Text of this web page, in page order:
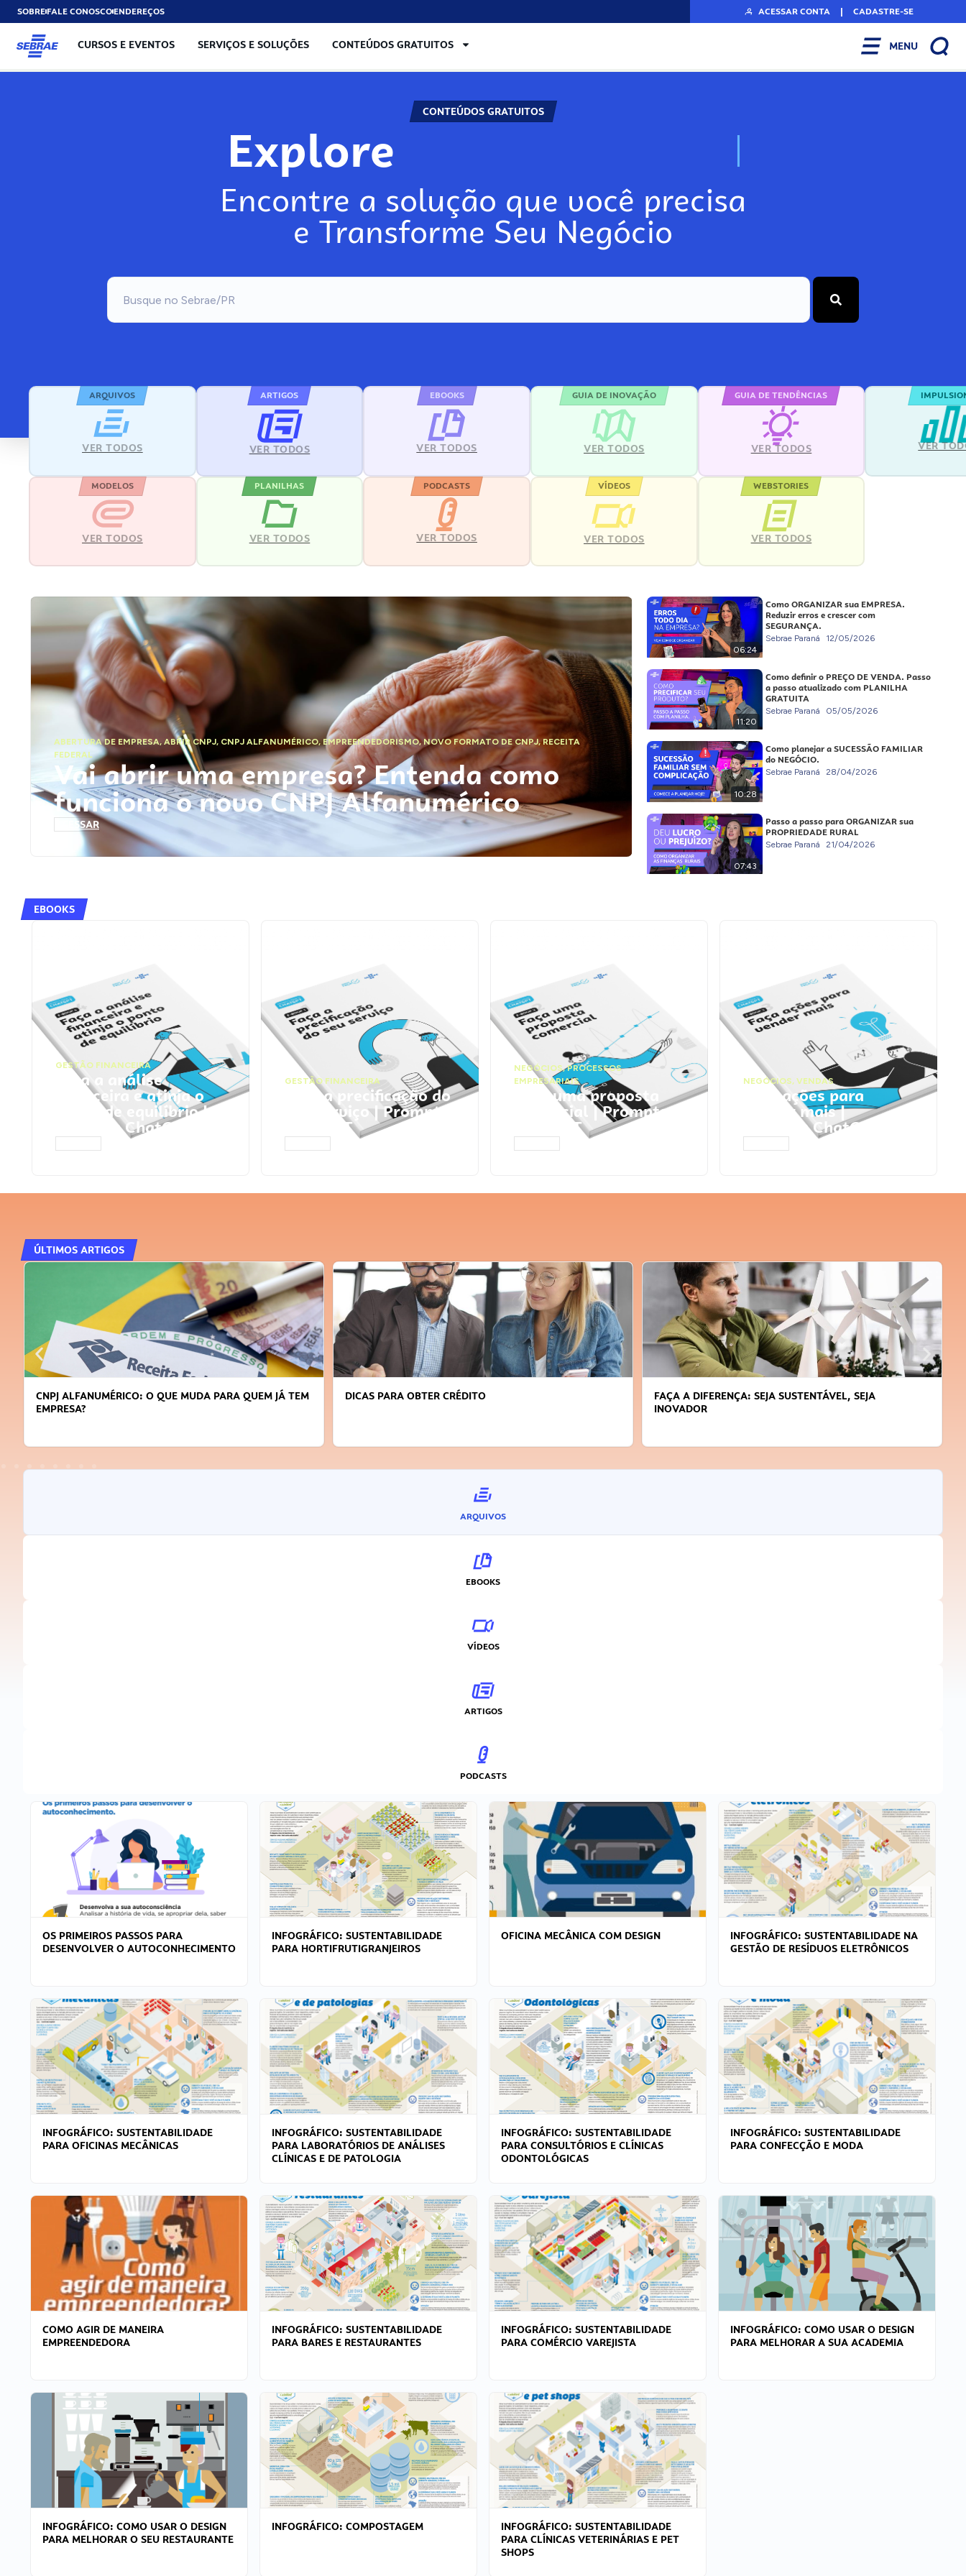
SOBREFALE CONOSCOENDEREÇOS ACESSAR CONTA | CADASTRE-SE
CURSOS E EVENTOS SERVIÇOS E SOLUÇÕES CONTEÚDOS GRATUITOS MENU
CONTEÚDOS GRATUITOS
Explore N
Encontre a solução que você precisa
e Transforme Seu Negócio
ARQUIVOS
VER TODOS
ARTIGOS
VER TODOS
EBOOKS
VER TODOS
GUIA DE INOVAÇÃO
VER TODOS
GUIA DE TENDÊNCIAS
VER TODOS VER
MODELOS
VER TODOS
PLANILHAS
VER TODOS
PODCASTS
VER TODOS
VÍDEOS
VER TODOS
WEBSTORIES
VER TODOS
ABERTURA DE EMPRESA,ABRIR CNPJ, CNPJ ALFANUMÉRICO, EMPREENDEDORISMO,NOVO FORMATO DE CNPJ,RECEITA
FEDERAL
Vai abrir uma empresa? Entenda como
funciona o novo CNPJ Alfanumérico
ACESSAR
06:24
Como ORGANIZAR sua EMPRESA.
Reduzir erros e crescer com
SEGURANÇA.
Sebrae Paraná 12/05/2026
11:20
Como definir o PREÇO DE VENDA. Passo
a passo atualizado com PLANILHA
GRATUITA
Sebrae Paraná 05/05/2026
10:28
Como planejar a SUCESSÃO FAMILIAR
do NEGÓCIO.
Sebrae Paraná 28/04/2026
07:43
Passo a passo para ORGANIZAR sua
PROPRIEDADE RURAL
Sebrae Paraná 21/04/2026
EBOOKS
GESTÃO FINANCEIRA
Faça a análise
financeira e atinja o
ponto de equilíbrio |
Prompts ChatGPT
GESTÃO FINANCEIRA
Faça a precificação do
seu serviço | Prompts
ChatGPT
NEGÓCIOS,PROCESSOS
EMPRESARIAIS
Faça uma proposta
comercial | Prompts
ChatGPT
NEGÓCIOS, VENDAS
Faça ações para
vender mais |
Prompts ChatGPT
ÚLTIMOS ARTIGOS
DICAS PARA OBTER CRÉDITO
FAÇA A DIFERENÇA: SEJA SUSTENTÁVEL, SEJA
APRENDA A GERENCIAR O SEU TEMPO
ARQUIVOS
EBOOKS
VÍDEOS
ARTIGOS
PODCASTS
OS PRIMEIROS PASSOS PARA
DESENVOLVER O AUTOCONHECIMENTO
INFOGRÁFICO: SUSTENTABILIDADE
PARA HORTIFRUTIGRANJEIROS
OFICINA MECÂNICA COM DESIGN
INFOGRÁFICO: SUSTENTABILIDADE NA
GESTÃO DE RESÍDUOS ELETRÔNICOS
INFOGRÁFICO: SUSTENTABILIDADE
PARA OFICINAS MECÂNICAS
INFOGRÁFICO: SUSTENTABILIDADE
PARA LABORATÓRIOS DE ANÁLISES
CLÍNICAS E DE PATOLOGIA
INFOGRÁFICO: SUSTENTABILIDADE
PARA CONSULTÓRIOS E CLÍNICAS
ODONTOLÓGICAS
INFOGRÁFICO: SUSTENTABILIDADE
PARA CONFECÇÃO E MODA
COMO AGIR DE MANEIRA
EMPREENDEDORA
INFOGRÁFICO: SUSTENTABILIDADE
PARA BARES E RESTAURANTES
INFOGRÁFICO: SUSTENTABILIDADE
PARA COMÉRCIO VAREJISTA
INFOGRÁFICO: COMO USAR O DESIGN
PARA MELHORAR A SUA ACADEMIA
INFOGRÁFICO: COMO USAR O DESIGN
PARA MELHORAR O SEU RESTAURANTE
INFOGRÁFICO: COMPOSTAGEM
INFOGRÁFICO: SUSTENTABILIDADE
PARA CLÍNICAS VETERINÁRIAS E PET
SHOPS